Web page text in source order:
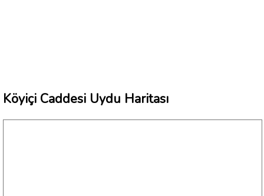
Köyiçi Caddesi Uydu Haritası